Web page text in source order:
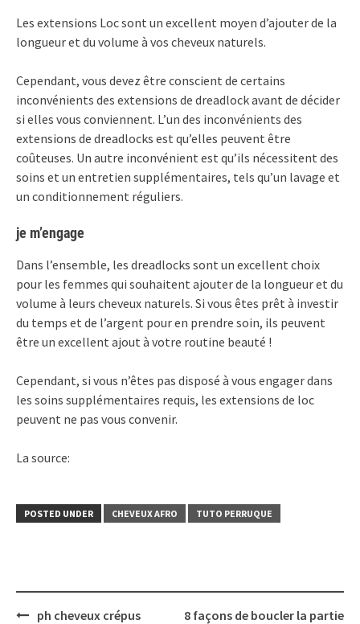
Les extensions Loc sont un excellent moyen d’ajouter de la
longueur et du volume à vos cheveux naturels.
Cependant, vous devez être conscient de certains
inconvénients des extensions de dreadlock avant de décider
si elles vous conviennent. L’un des inconvénients des
extensions de dreadlocks est qu’elles peuvent être
coûteuses. Un autre inconvénient est qu’ils nécessitent des
soins et un entretien supplémentaires, tels qu’un lavage et
un conditionnement réguliers.
je m’engage
Dans l’ensemble, les dreadlocks sont un excellent choix
pour les femmes qui souhaitent ajouter de la longueur et du
volume à leurs cheveux naturels. Si vous êtes prêt à investir
du temps et de l’argent pour en prendre soin, ils peuvent
être un excellent ajout à votre routine beauté !
Cependant, si vous n’êtes pas disposé à vous engager dans
les soins supplémentaires requis, les extensions de loc
peuvent ne pas vous convenir.
La source:
POSTED UNDER CHEVEUX AFRO TUTO PERRUQUE
Postph cheveux crépus
8 façons de boucler la partie